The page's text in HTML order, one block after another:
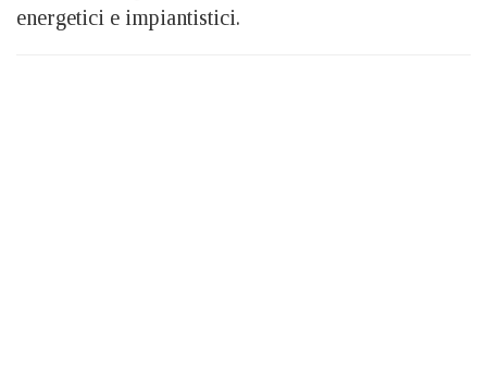
energetici e impiantistici.